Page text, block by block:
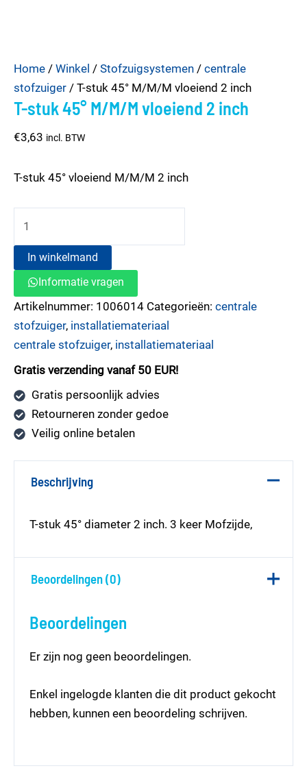
Home / Winkel / Stofzuigsystemen / centrale
stofzuiger / T-stuk 45° M/M/M vloeiend 2 inch
T-stuk 45° M/M/M vloeiend 2 inch
€3,63 incl. BTW
T-stuk 45° vloeiend M/M/M 2 inch
T-
stuk
45°
vloeiend
inch
In winkelmand
Informatie vragen
Artikelnummer: 1006014 Categorieën: centrale
stofzuiger, installatiemateriaal
centrale stofzuiger, installatiemateriaal
Gratis verzending vanaf 50 EUR!
Gratis persoonlijk advies
Retourneren zonder gedoe
Veilig online betalen
Beschrijving
T-stuk 45° diameter 2 inch. 3 keer Mofzijde,
Beoordelingen (0)
Beoordelingen
Er zijn nog geen beoordelingen.
Enkel ingelogde klanten die dit product gekocht
hebben, kunnen een beoordeling schrijven.